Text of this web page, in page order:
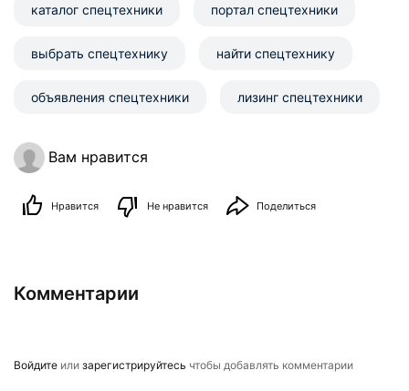
каталог спецтехники портал спецтехники
выбрать спецтехнику найти спецтехнику
объявления спецтехники лизинг спецтехники
Вам нравится
Нравится Не нравится Поделиться
Комментарии
Войдите или зарегистрируйтесь чтобы добавлять комментарии